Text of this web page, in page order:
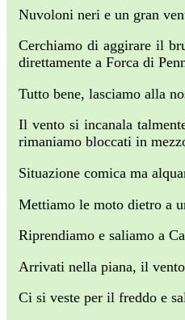
Nuvoloni neri e un gran
Cerchiamo di aggirare il
direttamente a Forca di
Tutto bene, lasciamo alla
Il vento si incanala
rimaniamo bloccati in
Situazione comica ma
Mettiamo le moto dietro a
Riprendiamo e saliamo a
Arrivati nella piana, il
Ci si veste per il freddo e